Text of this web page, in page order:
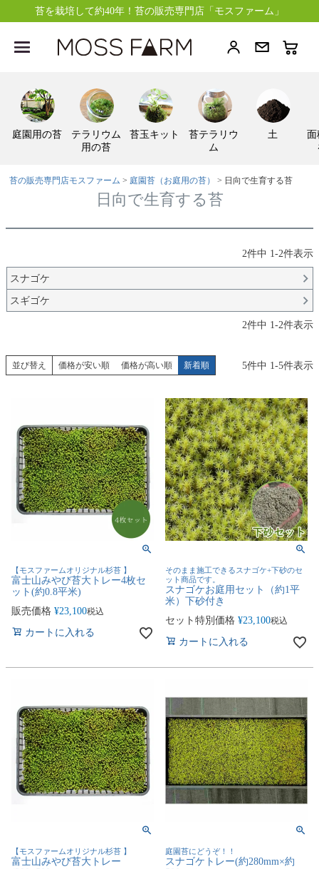
苔を栽培して約40年！苔の販売専門店「モスファーム」
庭園用の苔
テラリウム
用の苔
苔玉キット
苔テラリウ
ム
土
苔の販売専門店モスファーム 庭園苔（お庭用の苔） 日向で生育する苔
日向で生育する苔
2件中 1-2件表示
スナゴケ
スギゴケ
2件中 1-2件表示
並び替え 価格が安い順 価格が高い順 新着順 5件中 1 -5件表示
【モスファームオリジナル杉苔 】
富士山みやび苔大トレー4枚セ
ット(約0.8平米)
販売価格 ¥23,100税込
カートに入れる
そのまま施工できるスナゴケ+下砂のセ
ット商品です。
スナゴケお庭用セット（約1平
米）下砂付き
セット特別価格 ¥23,100税込
カートに入れる
【モスファームオリジナル杉苔 】
富士山みやび苔大トレー
庭園苔にどうぞ！！
スナゴケトレー(約280mm×約